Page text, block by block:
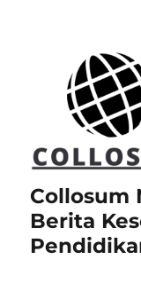
Collosum
Berita